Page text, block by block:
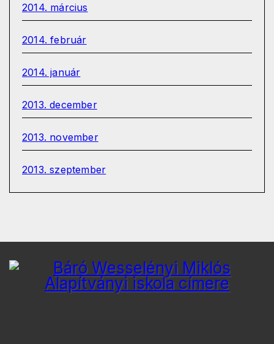
2014. március
2014. február
2014. január
2013. december
2013. november
2013. szeptember